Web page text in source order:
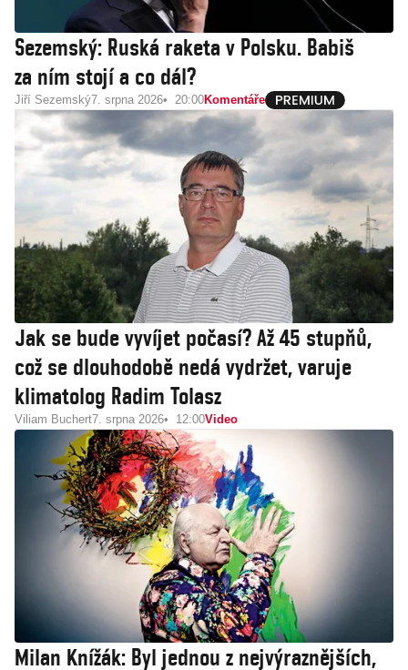
Sezemský: Ruská raketa v Polsku. Babiš
za ním stojí a co dál?
Jiří Sezemský7. srpna 2026 20:00Komentáře
Jak se bude vyvíjet počasí? Až 45 stupňů,
což se dlouhodobě nedá vydržet, varuje
klimatolog Radim Tolasz
Viliam Buchert7. srpna 2026 12:00Video
Milan Knížák: Byl jednou z nejvýraznějších,